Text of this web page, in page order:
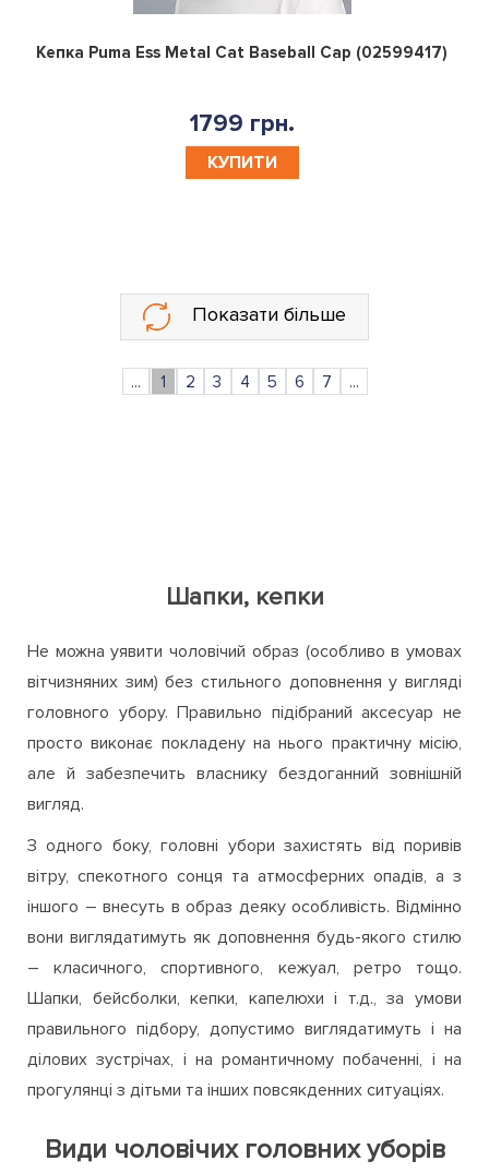
0
Кепка Puma Ess Metal Cat Baseball Cap (02599417)
1799 грн.
КУПИТИ
Показати більше
... 1 2 3 4 5 6 7 ...
Шапки, кепки
Не можна уявити чоловічий образ (особливо в умовах
вітчизняних зим) без стильного доповнення у вигляді
головного убору. Правильно підібраний аксесуар не
просто виконає покладену на нього практичну місію,
але й забезпечить власнику бездоганний зовнішній
вигляд.
З одного боку, головні убори захистять від поривів
вітру, спекотного сонця та атмосферних опадів, а з
іншого – внесуть в образ деяку особливість. Відмінно
вони виглядатимуть як доповнення будь-якого стилю
– класичного, спортивного, кежуал, ретро тощо.
Шапки, бейсболки, кепки, капелюхи і т.д., за умови
правильного підбору, допустимо виглядатимуть і на
ділових зустрічах, і на романтичному побаченні, і на
прогулянці з дітьми та інших повсякденних ситуаціях.
Види чоловічих головних уборів